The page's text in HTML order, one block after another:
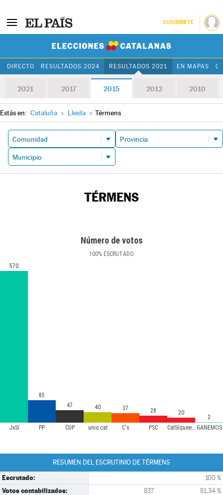
SUSCRÍBETE
DIRECTO RESULTADOS 2024 RESULTADOS 2021 EN MAPAS
2021 2017 2015 2012 2010
Estás en: Cataluña » Lleida » Térmens
TÉRMENS
Número de votos
100% ESCRUTADO
JxSí PP CUP unio.cat C's PSC CatSíqueesPot GANEMOS
570
85
47
40 37 28 20
2
RESUMEN DEL ESCRUTINIO DE TÉRMENS
Escrutado: 100 %
Votos contabilizados: 837 81,34 %